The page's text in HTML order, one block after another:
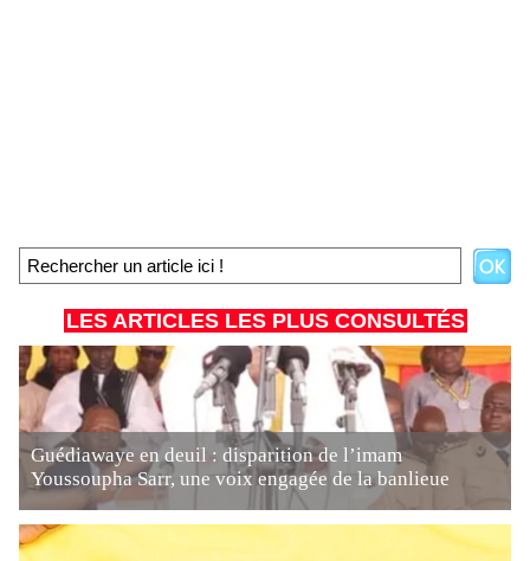
LES ARTICLES LES PLUS CONSULTÉS
Guédiawaye en deuil : disparition de l’imam
Youssoupha Sarr, une voix engagée de la banlieue